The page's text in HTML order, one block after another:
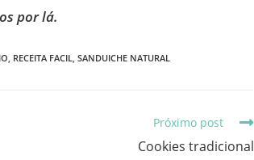
por lá.
, RECEITA FACIL, SANDUICHE NATURAL
Próximo post
Cookies tradicional